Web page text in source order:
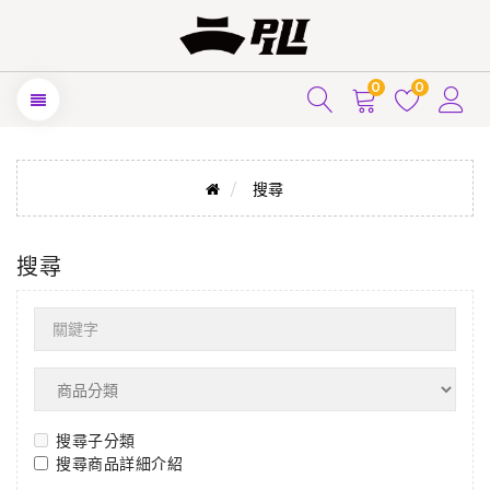
0 0
搜尋
搜尋
搜尋子分類
搜尋商品詳細介紹